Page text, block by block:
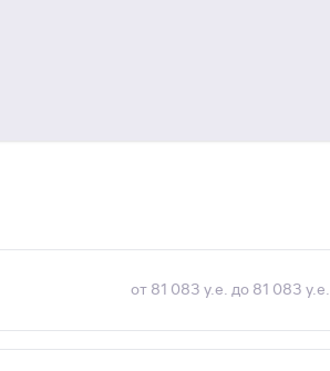
от 81 083 у.е. до 81 083 у.е.